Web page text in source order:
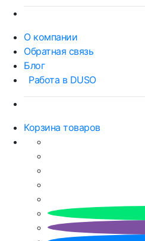
О компании
Обратная связь
Блог
Работа в DUSO
Корзина товаров